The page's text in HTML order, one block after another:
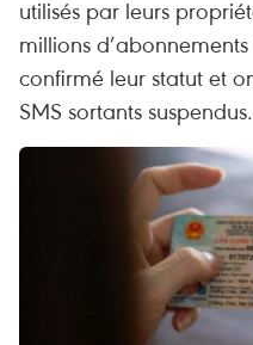
utilisés par leurs
millions
confirmé leur statut et
SMS sortants suspendus.